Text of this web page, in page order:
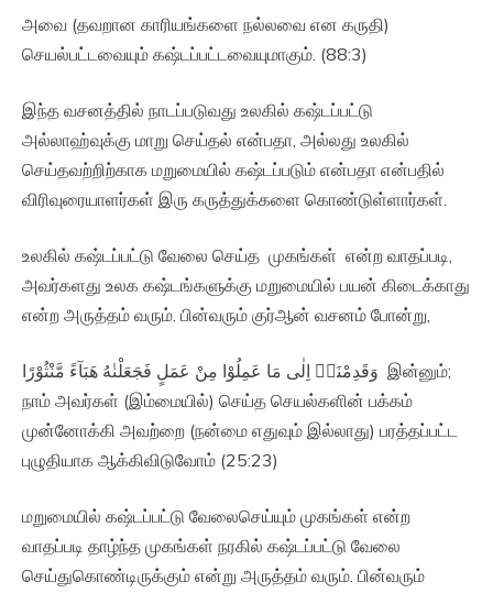
அவை (தவறான காரியங்களை நல்லவை என கருதி)
செயல்பட்டவையும் கஷ்டப்பட்டவையுமாகும். (88:3)
இந்த வசனத்தில் நாடப்படுவது உலகில் கஷ்டப்பட்டு
அல்லாஹ்வுக்கு மாறு செய்தல் என்பதா, அல்லது உலகில்
செய்தவற்றிற்காக மறுமையில் கஷ்டப்படும் என்பதா என்பதில்
விரிவுரையாளர்கள் இரு கருத்துக்களை கொண்டுள்ளார்கள்.
உலகில் கஷ்டப்பட்டு வேலை செய்த முகங்கள் என்ற வாதப்படி,
அவர்களது உலக கஷ்டங்களுக்கு மறுமையில் பயன் கிடைக்காது
என்ற அருத்தம் வரும். பின்வரும் குர்ஆன் வசனம் போன்று,
وَقَدِمْنَاۤ اِلٰى مَا عَمِلُوْا مِنْ عَمَلٍ فَجَعَلْنٰهُ هَبَآءً مَّنْثُوْرًا‏ இன்னும்;
நாம் அவர்கள் (இம்மையில்) செய்த செயல்களின் பக்கம்
முன்னோக்கி அவற்றை (நன்மை எதுவும் இல்லாது) பரத்தப்பட்ட
புழுதியாக ஆக்கிவிடுவோம் (25:23)
மறுமையில் கஷ்டப்பட்டு வேலைசெய்யும் முகங்கள் என்ற
வாதப்படி தாழ்ந்த முகங்கள் நரகில் கஷ்டப்பட்டு வேலை
செய்துகொண்டிருக்கும் என்று அருத்தம் வரும். பின்வரும்